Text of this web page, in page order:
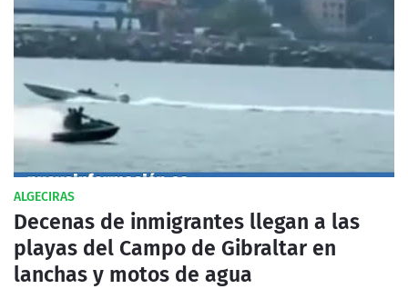
ALGECIRAS
Decenas de inmigrantes llegan a las
playas del Campo de Gibraltar en
lanchas y motos de agua